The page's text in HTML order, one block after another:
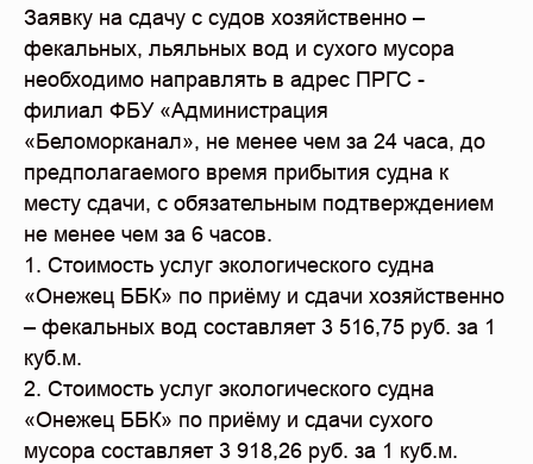
Заявку на сдачу с судов хозяйственно –
фекальных, льяльных вод и сухого мусора
необходимо направлять в адрес ПРГС -
филиал ФБУ «Администрация
«Беломорканал», не менее чем за 24 часа, до
предполагаемого время прибытия судна к
месту сдачи, с обязательным подтверждением
не менее чем за 6 часов.
1. Стоимость услуг экологического судна
«Онежец ББК» по приёму и сдачи хозяйственно
– фекальных вод составляет 3 516,75 руб. за 1
куб.м.
2. Стоимость услуг экологического судна
«Онежец ББК» по приёму и сдачи сухого
мусора составляет 3 918,26 руб. за 1 куб.м.